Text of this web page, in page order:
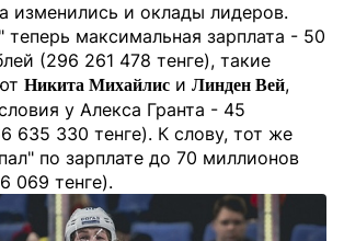
изменились и оклады лидеров.
теперь максимальная зарплата - 50
(296 261 478 тенге), такие
Никита Михайлис и Линден Вей,
у Алекса Гранта - 45
635 330 тенге). К слову, тот же
по зарплате до 70 миллионов
069 тенге).